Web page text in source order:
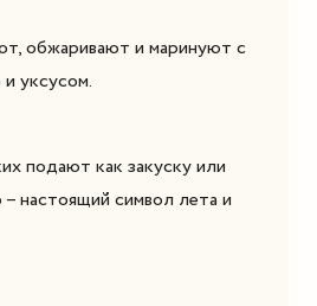
обжаривают и маринуют с
уксусом.
подают как закуску или
настоящий символ лета и